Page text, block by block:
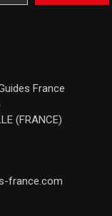
France
(FRANCE)
france.com